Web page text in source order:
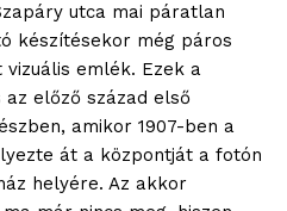
utca mai páratlan
készítésekor még páros
emlék. Ezek a
előző század első
amikor 1907-ben a
át a központját a fotón
helyére. Az akkor